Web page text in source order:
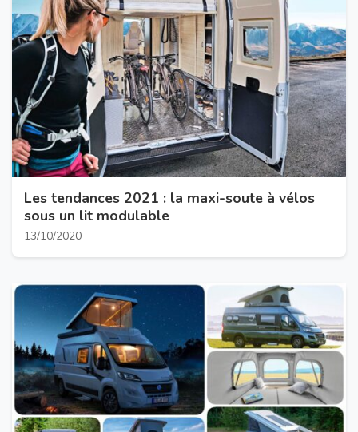
Les tendances 2021 : la maxi-soute à vélos
sous un lit modulable
13/10/2020